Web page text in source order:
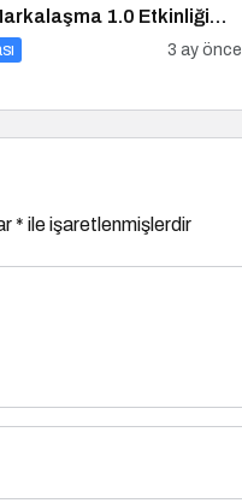
1.0 Etkinliği
3 ay önce
* ile işaretlenmişlerdir